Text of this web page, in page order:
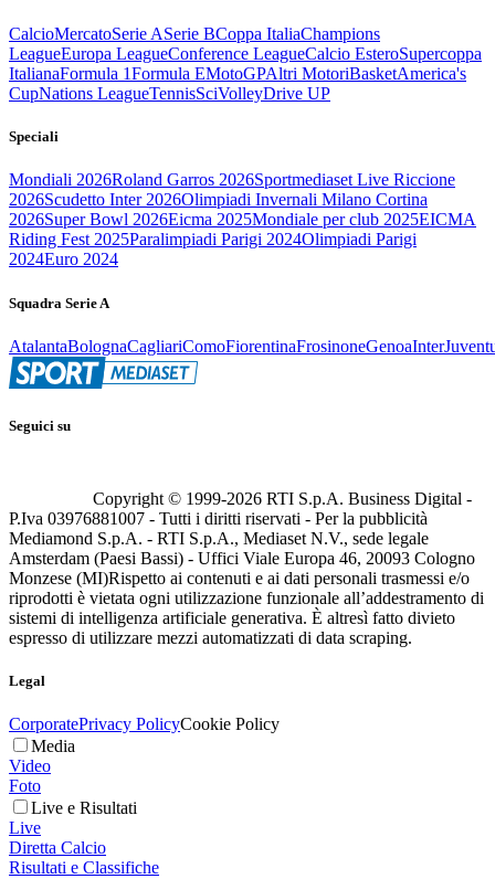
CalcioMercatoSerie ASerie BCoppa ItaliaChampions
LeagueEuropa LeagueConference LeagueCalcio EsteroSupercoppa
ItalianaFormula 1Formula EMotoGPAltri MotoriBasketAmerica's
CupNations LeagueTennisSciVolleyDrive UP
Speciali
Mondiali 2026Roland Garros 2026Sportmediaset Live Riccione
2026Scudetto Inter 2026Olimpiadi Invernali Milano Cortina
2026Super Bowl 2026Eicma 2025Mondiale per club 2025EICMA
Riding Fest 2025Paralimpiadi Parigi 2024Olimpiadi Parigi
2024Euro 2024
Squadra Serie A
AtalantaBolognaCagliariComoFiorentinaFrosinoneGenoaInter
Seguici su
Copyright © 1999-2026 RTI S.p.A. Business Digital -
P.Iva 03976881007 - Tutti i diritti riservati - Per la pubblicità
Mediamond S.p.A. - RTI S.p.A., Mediaset N.V., sede legale
Amsterdam (Paesi Bassi) - Uffici Viale Europa 46, 20093 Cologno
Monzese (MI)Rispetto ai contenuti e ai dati personali trasmessi e/o
riprodotti è vietata ogni utilizzazione funzionale all’addestramento di
sistemi di intelligenza artificiale generativa. È altresì fatto divieto
espresso di utilizzare mezzi automatizzati di data scraping.
Legal
CorporatePrivacy PolicyCookie Policy
Media
Video
Foto
Live e Risultati
Live
Diretta Calcio
Risultati e Classifiche